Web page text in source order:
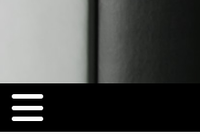
[[nav-toggle]]
toggle]]